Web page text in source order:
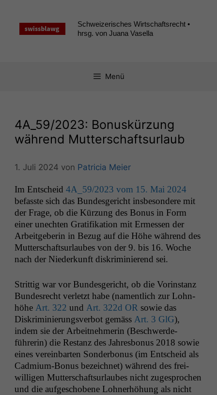
springen
Schweizerisches Wirtschaftsrecht •
hrsg. von Juana Vasella
Menü
4A_59/2023: Bonuskürzung
während Mutterschaftsurlaub
1. Juli 2024 von Patricia Meier
Im Entscheid 4A_59/2023 vom 15. Mai 2024
befasste sich das Bun­des­gericht ins­beson­dere mit
der Frage, ob die Kürzung des Bonus in Form
ein­er unecht­en Grat­i­fika­tion mit Ermessen der
Arbeit­ge­berin in Bezug auf die Höhe während des
Mut­ter­schaft­surlaubes von der 9. bis 16. Woche
nach der Niederkun­ft diskri­m­inierend sei.
Strit­tig war vor Bun­des­gericht, ob die Vorin­stanz
Bun­desrecht ver­let­zt habe (namentlich zur Lohn­
höhe Art. 322 und Art. 322d OR sowie das
Diskri­m­inierungsver­bot gemäss Art. 3 GlG),
indem sie der Arbeit­nehmerin (Beschw­erde­
führerin) die Restanz des Jahres­bonus 2018 sowie
eines vere­in­barten Son­der­bonus (im Entscheid als
Cad­mi­um-Bonus beze­ich­net) während des frei­
willi­gen Mut­ter­schaft­surlaubes nicht zuge­sprochen
und die aufgeschobene Lohn­er­höhung als nicht